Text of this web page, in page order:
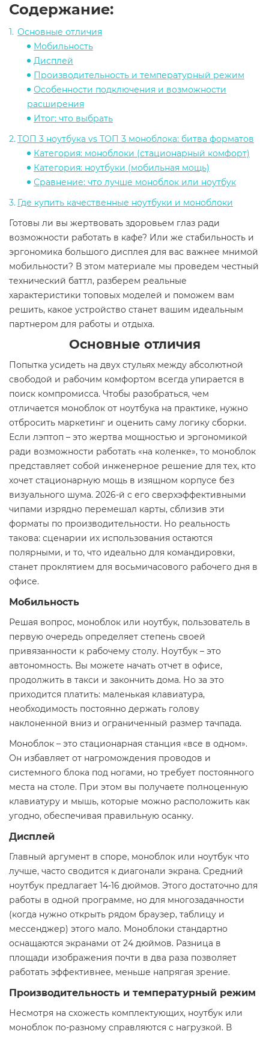
Содержание:
Основные отличия
Мобильность
Дисплей
Производительность и температурный режим
Особенности подключения и возможности
расширения
Итог: что выбрать
ТОП 3 ноутбука vs ТОП 3 моноблока: битва форматов
Категория: моноблоки (стационарный комфорт)
Категория: ноутбуки (мобильная мощь)
Сравнение: что лучше моноблок или ноутбук
Где купить качественные ноутбуки и моноблоки
Готовы ли вы жертвовать здоровьем глаз ради
возможности работать в кафе? Или же стабильность и
эргономика большого дисплея для вас важнее мнимой
мобильности? В этом материале мы проведем честный
технический баттл, разберем реальные
характеристики топовых моделей и поможем вам
решить, какое устройство станет вашим идеальным
партнером для работы и отдыха.
Основные отличия
Попытка усидеть на двух стульях между абсолютной
свободой и рабочим комфортом всегда упирается в
поиск компромисса. Чтобы разобраться, чем
отличается моноблок от ноутбука на практике, нужно
отбросить маркетинг и оценить саму логику сборки.
Если лэптоп – это жертва мощностью и эргономикой
ради возможности работать «на коленке», то моноблок
представляет собой инженерное решение для тех, кто
хочет стационарную мощь в изящном корпусе без
визуального шума. 2026-й с его сверхэффективными
чипами изрядно перемешал карты, сблизив эти
форматы по производительности. Но реальность
такова: сценарии их использования остаются
полярными, и то, что идеально для командировки,
станет проклятием для восьмичасового рабочего дня в
офисе.
Мобильность
Решая вопрос, моноблок или ноутбук, пользователь в
первую очередь определяет степень своей
привязанности к рабочему столу. Ноутбук – это
автономность. Вы можете начать отчет в офисе,
продолжить в такси и закончить дома. Но за это
приходится платить: маленькая клавиатура,
необходимость постоянно держать голову
наклоненной вниз и ограниченный размер тачпада.
Моноблок – это стационарная станция «все в одном».
Он избавляет от нагромождения проводов и
системного блока под ногами, но требует постоянного
места на столе. При этом вы получаете полноценную
клавиатуру и мышь, которые можно расположить как
угодно, обеспечивая правильную осанку.
Дисплей
Главный аргумент в споре, моноблок или ноутбук что
лучше, часто сводится к диагонали экрана. Средний
ноутбук предлагает 14-16 дюймов. Этого достаточно для
работы в одной программе, но для многозадачности
(когда нужно открыть рядом браузер, таблицу и
мессенджер) этого мало. Моноблоки стандартно
оснащаются экранами от 24 дюймов. Разница в
площади изображения почти в два раза позволяет
работать эффективнее, меньше напрягая зрение.
Производительность и температурный режим
Несмотря на схожесть комплектующих, ноутбук или
моноблок по-разному справляются с нагрузкой. В